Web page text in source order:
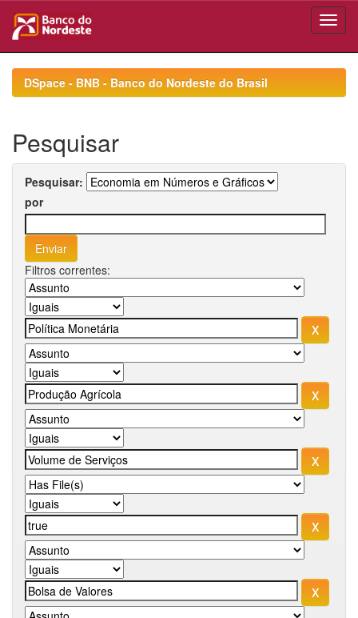
navigationDSpace - BNB - Banco do Nordeste do Brasil
Pesquisar
Pesquisar:
por
Filtros correntes: